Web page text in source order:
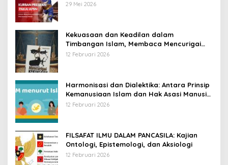
Negara
29 Mei 2026
Kekuasaan dan Keadilan dalam
Timbangan Islam, Membaca Mencurigai
Kekuasaan Karya Fitron Nur Iksan
12 Februari 2026
Harmonisasi dan Dialektika: Antara Prinsip
Kemanusiaan Islam dan Hak Asasi Manusia
Universal
12 Februari 2026
FILSAFAT ILMU DALAM PANCASILA: Kajian
Ontologi, Epistemologi, dan Aksiologi
12 Februari 2026